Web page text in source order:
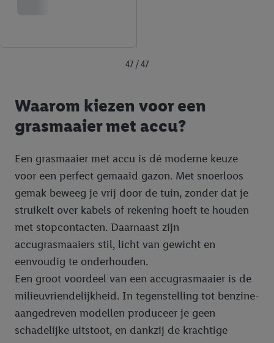
47 / 47
Waarom kiezen voor een
grasmaaier met accu?
Een grasmaaier met accu is dé moderne keuze
voor een perfect gemaaid gazon. Met snoerloos
gemak beweeg je vrij door de tuin, zonder dat je
struikelt over kabels of rekening hoeft te houden
met stopcontacten. Daarnaast zijn
accugrasmaaiers stil, licht van gewicht en
eenvoudig te onderhouden.
Een groot voordeel van een accugrasmaaier is de
milieuvriendelijkheid. In tegenstelling tot benzine-
aangedreven modellen produceer je geen
schadelijke uitstoot, en dankzij de krachtige